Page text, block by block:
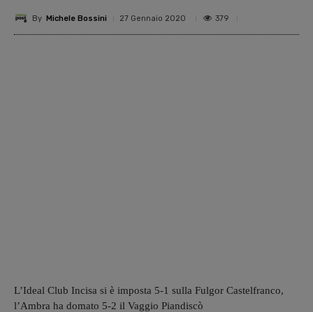
By Michele Bossini 27 Gennaio 2020 379
L’Ideal Club Incisa si è imposta 5-1 sulla Fulgor Castelfranco,
l’Ambra ha domato 5-2 il Vaggio Piandiscò